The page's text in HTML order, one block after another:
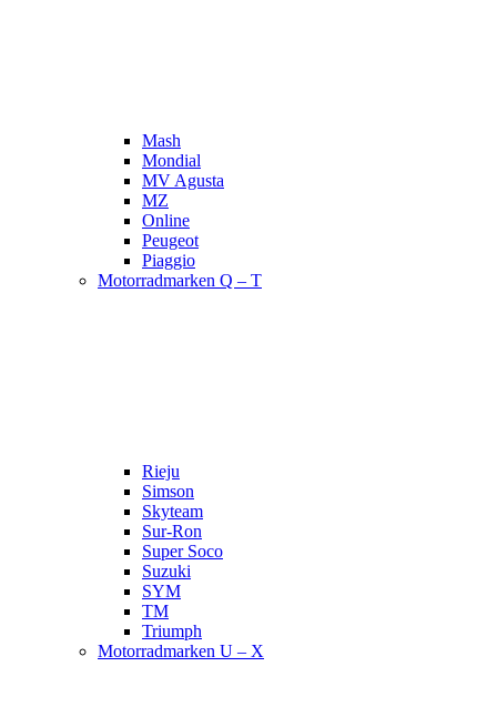
Mash
Mondial
MV Agusta
MZ
Online
Peugeot
Piaggio
Motorradmarken Q – T
Rieju
Simson
Skyteam
Sur-Ron
Super Soco
Suzuki
SYM
TM
Triumph
Motorradmarken U – X